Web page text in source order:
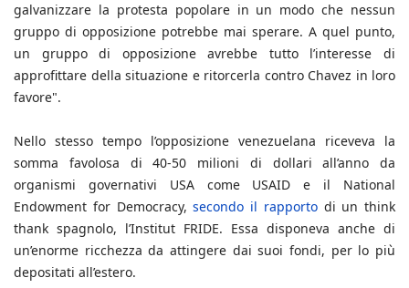
galvanizzare la protesta popolare in un modo che nessun
gruppo di opposizione potrebbe mai sperare. A quel punto,
un gruppo di opposizione avrebbe tutto l’interesse di
approfittare della situazione e ritorcerla contro Chavez in loro
favore".
Nello stesso tempo l’opposizione venezuelana riceveva la
somma favolosa di 40-50 milioni di dollari all’anno da
organismi governativi USA come USAID e il National
Endowment for Democracy,secondo il rapportodi un think
thank spagnolo, l’Institut FRIDE. Essa disponeva anche di
un’enorme ricchezza da attingere dai suoi fondi, per lo più
depositati all’estero.